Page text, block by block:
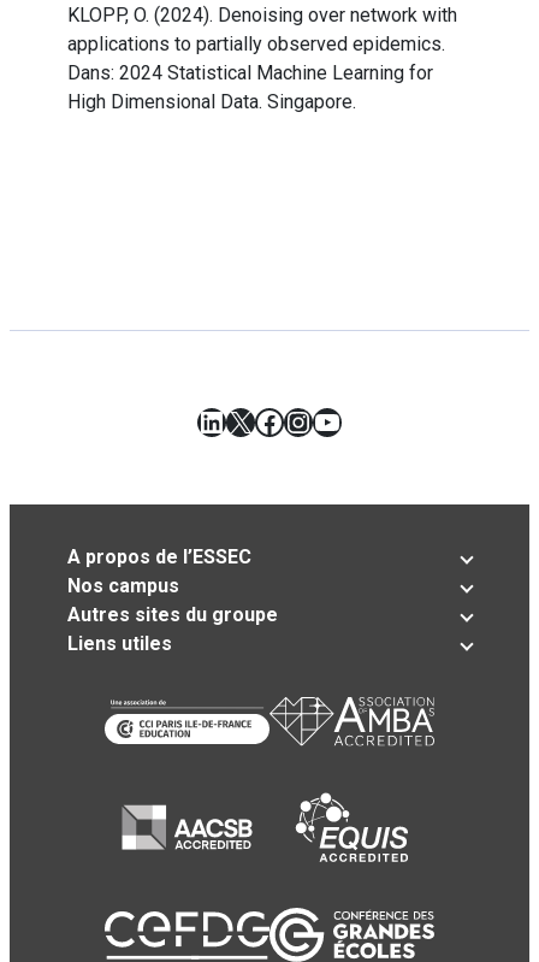
KLOPP, O. (2024). Denoising over network with
applications to partially observed epidemics.
Dans: 2024 Statistical Machine Learning for
High Dimensional Data. Singapore.
LinkedIn
X Facebook
Instagram
YouTube
A propos de l’ESSEC
Nos campus
Autres sites du groupe
Liens utiles